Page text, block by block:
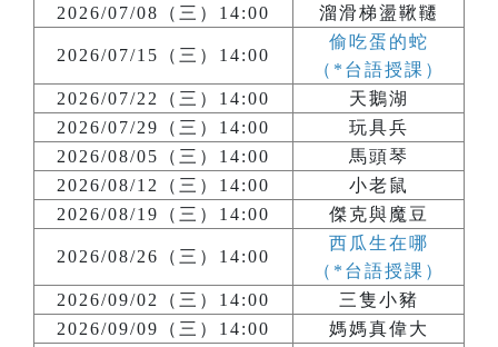
2026/07/08（三）14:00
溜滑梯盪鞦韆
2026/07/15（三）14:00
偷吃蛋的蛇
（*台語授課）
2026/07/22（三）14:00
天鵝湖
2026/07/29（三）14:00
玩具兵
2026/08/05（三）14:00
馬頭琴
2026/08/12（三）14:00
小老鼠
2026/08/19（三）14:00
傑克與魔豆
2026/08/26（三）14:00
西瓜生在哪
（*台語授課）
2026/09/02（三）14:00
三隻小豬
2026/09/09（三）14:00
媽媽真偉大